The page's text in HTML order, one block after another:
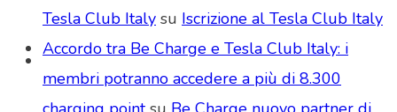
Tesla Club Italy su Iscrizione al Tesla Club Italy
Accordo tra Be Charge e Tesla Club Italy: i
membri potranno accedere a più di 8.300